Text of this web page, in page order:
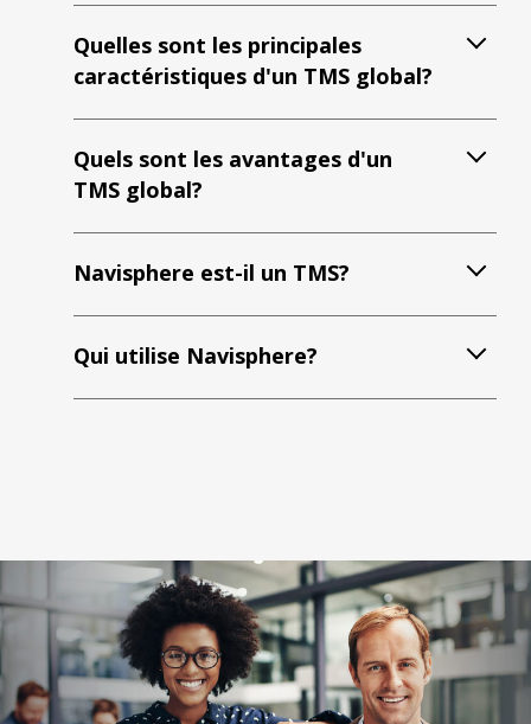
Quelles sont les principales
caractéristiques d'un TMS global?
Quels sont les avantages d'un
TMS global?
Navisphere est-il un TMS?
Qui utilise Navisphere?